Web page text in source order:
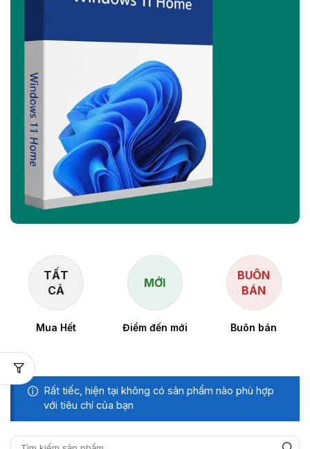
TẤT
CẢ
Mua Hết
MỚI
Điểm đến mới
BUÔN
BÁN
Buôn bán
Rất tiếc, hiện tại không có sản phẩm nào phù hợp
với tiêu chí của bạn